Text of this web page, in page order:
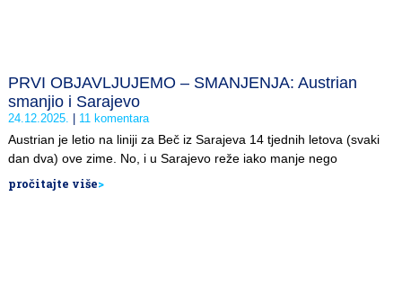
PRVI OBJAVLJUJEMO – SMANJENJA: Austrian
smanjio i Sarajevo
24.12.2025. 11 komentara
Austrian je letio na liniji za Beč iz Sarajeva 14 tjednih letova (svaki
dan dva) ove zime. No, i u Sarajevo reže iako manje nego
pročitajte više>